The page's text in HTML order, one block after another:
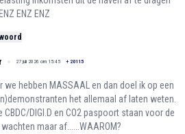
ENZ ENZ
27 juli 2026 om 15:45 + 20115
we hebben MASSAAL en dan doel ik op een
het allemaal af laten weten.
CBDC/DIGI.D en CO2 paspoort staan voor de
maar af......WAAROM?